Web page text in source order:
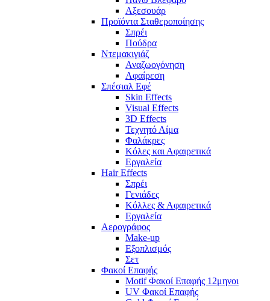
Αξεσουάρ
Προϊόντα Σταθεροποίησης
Σπρέι
Πούδρα
Ντεμακιγιάζ
Αναζωογόνηση
Αφαίρεση
Σπέσιαλ Εφέ
Skin Effects
Visual Effects
3D Effects
Τεχνητό Αίμα
Φαλάκρες
Κόλες και Αφαιρετικά
Εργαλεία
Hair Effects
Σπρέι
Γενιάδες
Κόλλες & Αφαιρετικά
Εργαλεία
Αερογράφος
Make-up
Εξοπλισμός
Σετ
Φακοί Επαφής
Motif Φακοί Επαφής 12μηνοι
UV Φακοί Επαφής